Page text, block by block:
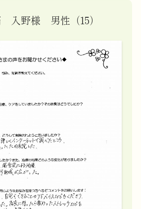
入野様 男性（15）